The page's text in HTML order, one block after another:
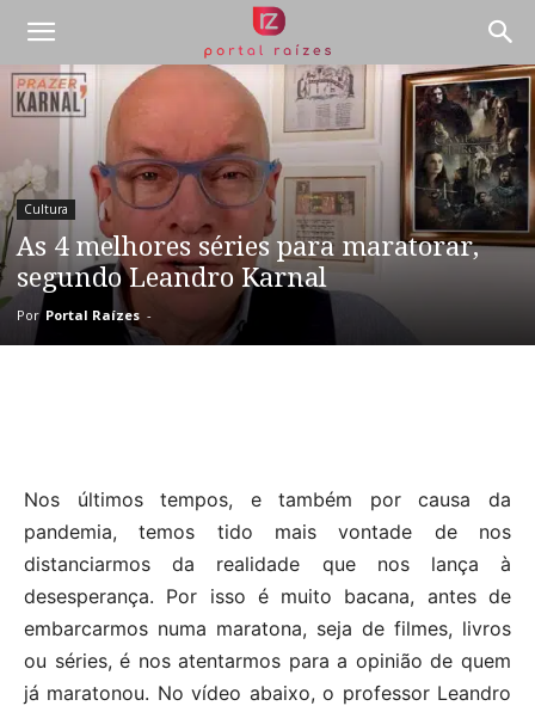
Cultura
As 4 melhores séries para maratorar,
segundo Leandro Karnal
Por Portal Raízes -
Nos últimos tempos, e também por causa da
pandemia, temos tido mais vontade de nos
distanciarmos da realidade que nos lança à
desesperança. Por isso é muito bacana, antes de
embarcarmos numa maratona, seja de filmes, livros
ou séries, é nos atentarmos para a opinião de quem
já maratonou. No vídeo abaixo, o professor Leandro